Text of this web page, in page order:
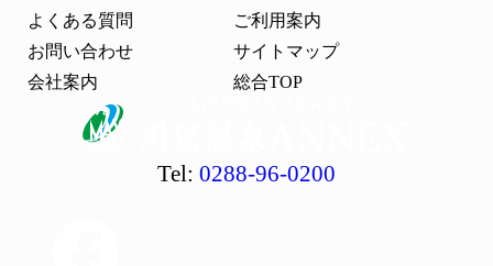
よくある質問
ご利用案内
お問い合わせ
サイトマップ
会社案内
総合TOP
Tel: 0288-96-0200